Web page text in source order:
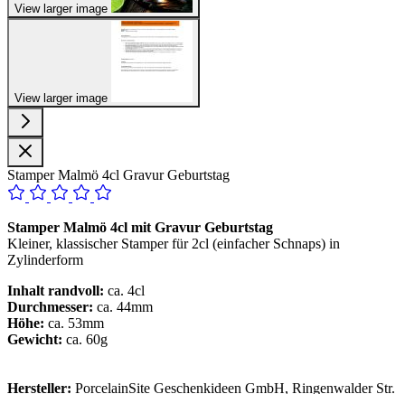
View larger image
View larger image
Stamper Malmö 4cl Gravur Geburtstag
Stamper Malmö 4cl mit Gravur Geburtstag
Kleiner, klassischer Stamper für 2cl (einfacher Schnaps) in
Zylinderform
Inhalt randvoll: ca. 4cl
Durchmesser: ca. 44mm
Höhe: ca. 53mm
Gewicht: ca. 60g
Hersteller: PorcelainSite Geschenkideen GmbH, Ringenwalder Str.